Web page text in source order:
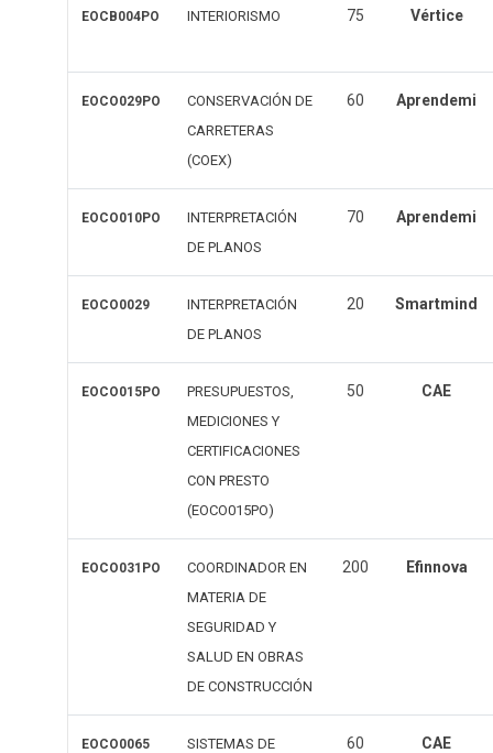
EOCB004PO INTERIORISMO 75 Vértice
EOCO029PO
CONSERVACIÓN DE
CARRETERAS
(COEX)
60 Aprendemi
EOCO010PO
INTERPRETACIÓN
DE PLANOS
70 Aprendemi
EOCO0029
INTERPRETACIÓN
DE PLANOS
20 Smartmind
EOCO015PO
PRESUPUESTOS,
MEDICIONES Y
CERTIFICACIONES
CON PRESTO
(EOCO015PO)
50 CAE
EOCO031PO
COORDINADOR EN
MATERIA DE
SEGURIDAD Y
SALUD EN OBRAS
DE CONSTRUCCIÓN
200 Efinnova
EOCO0065
SISTEMAS DE
60 CAE